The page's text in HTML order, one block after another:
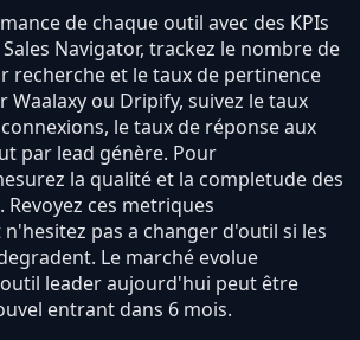
de chaque outil avec des KPIs
Navigator, trackez le nombre de
recherche et le taux de pertinence
Waalaxy ou Dripify, suivez le taux
le taux de réponse aux
par lead génère. Pour
la qualité et la completude des
ces metriques
pas a changer d'outil si les
Le marché evolue
leader aujourd'hui peut être
entrant dans 6 mois.